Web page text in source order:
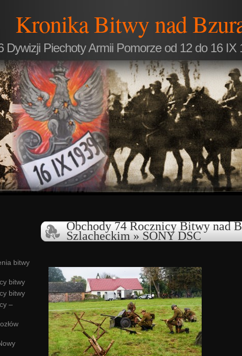
Kronika Bitwy nad
Dywizji Piechoty Armii Pomorze od 12 do 16 IX
bitwy
bitwy
bitwy
–
Obchody 74 Rocznicy Bitwy nad
Szlacheckim» SONY DSC